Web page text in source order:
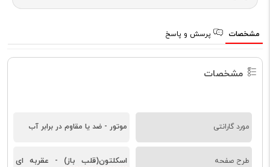
مشخصات پرسش و پاسخ
مشخصات
مورد گارانتی موتور - ضد یا مقاوم در برابر آب
طرح صفحه اسکلتون(قلب باز) - عقربه ای